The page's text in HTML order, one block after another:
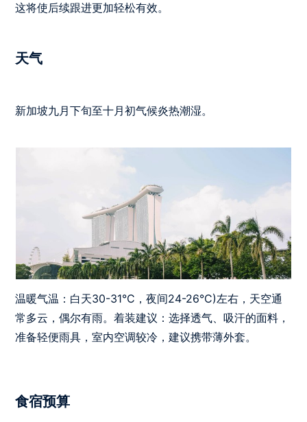
这将使后续跟进更加轻松有效。
天气
新加坡九月下旬至十月初气候炎热潮湿。
温暖气温：白天30-31°C，夜间24-26°C)左右，天空通
常多云，偶尔有雨。着装建议：选择透气、吸汗的面料，
准备轻便雨具，室内空调较冷，建议携带薄外套。
食宿预算